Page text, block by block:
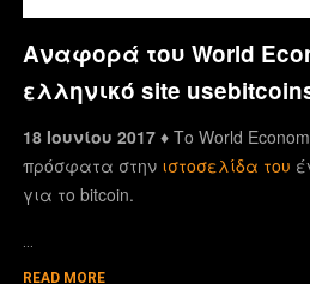
Αναφορά του World
ελληνικό site
18 Ιουνίου 2017 ♦Το World
πρόσφατα στην ιστοσελίδα του
για το bitcoin.
READ MORE